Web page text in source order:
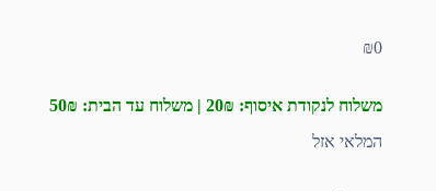
₪0
משלוח לנקודת איסוף: 20₪ | משלוח עד הבית: 50₪
המלאי אזל